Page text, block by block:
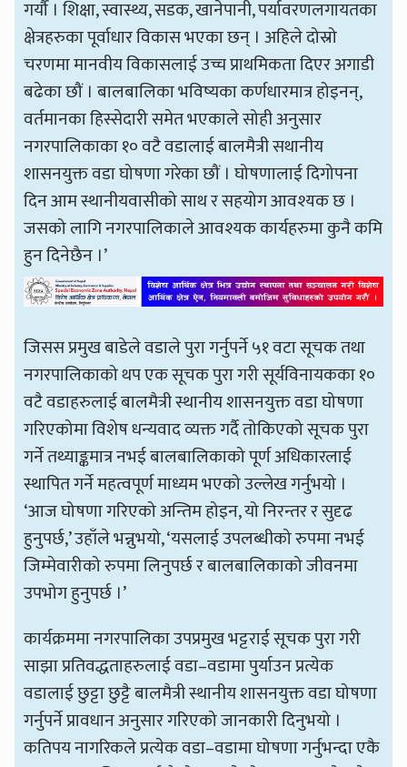
गर्यौ । शिक्षा, स्वास्थ्य, सडक, खानेपानी, पर्यावरणलगायतका
क्षेत्रहरुका पूर्वाधार विकास भएका छन् । अहिले दोस्रो
चरणमा मानवीय विकासलाई उच्च प्राथमिकता दिएर अगाडी
बढेका छौं । बालबालिका भविष्यका कर्णधारमात्र होइनन्,
वर्तमानका हिस्सेदारी समेत भएकाले सोही अनुसार
नगरपालिकाका १० वटै वडालाई बालमैत्री सथानीय
शासनयुक्त वडा घोषणा गरेका छौं । घोषणालाई दिगोपना
दिन आम स्थानीयवासीको साथ र सहयोग आवश्यक छ ।
जसको लागि नगरपालिकाले आवश्यक कार्यहरुमा कुनै कमि
हुन दिनेछैन ।’
जिसस प्रमुख बाडेले वडाले पुरा गर्नुपर्ने ५१ वटा सूचक तथा
नगरपालिकाको थप एक सूचक पुरा गरी सूर्यविनायकका १०
वटै वडाहरुलाई बालमैत्री स्थानीय शासनयुक्त वडा घोषणा
गरिएकोमा विशेष धन्यवाद व्यक्त गर्दै तोकिएको सूचक पुरा
गर्ने तथ्याङ्कमात्र नभई बालबालिकाको पूर्ण अधिकारलाई
स्थापित गर्ने महत्वपूर्ण माध्यम भएको उल्लेख गर्नुभयो ।
‘आज घोषणा गरिएको अन्तिम होइन, यो निरन्तर र सुदृढ
हुनुपर्छ,’ उहाँले भन्नुभयो, ‘यसलाई उपलब्धीको रुपमा नभई
जिम्मेवारीको रुपमा लिनुपर्छ र बालबालिकाको जीवनमा
उपभोग हुनुपर्छ ।’
कार्यक्रममा नगरपालिका उपप्रमुख भट्टराई सूचक पुरा गरी
साझा प्रतिवद्धताहरुलाई वडा–वडामा पुर्याउन प्रत्येक
वडालाई छुट्टा छुट्टै बालमैत्री स्थानीय शासनयुक्त वडा घोषणा
गर्नुपर्ने प्रावधान अनुसार गरिएको जानकारी दिनुभयो ।
कतिपय नागरिकले प्रत्येक वडा–वडामा घोषणा गर्नुभन्दा एकै